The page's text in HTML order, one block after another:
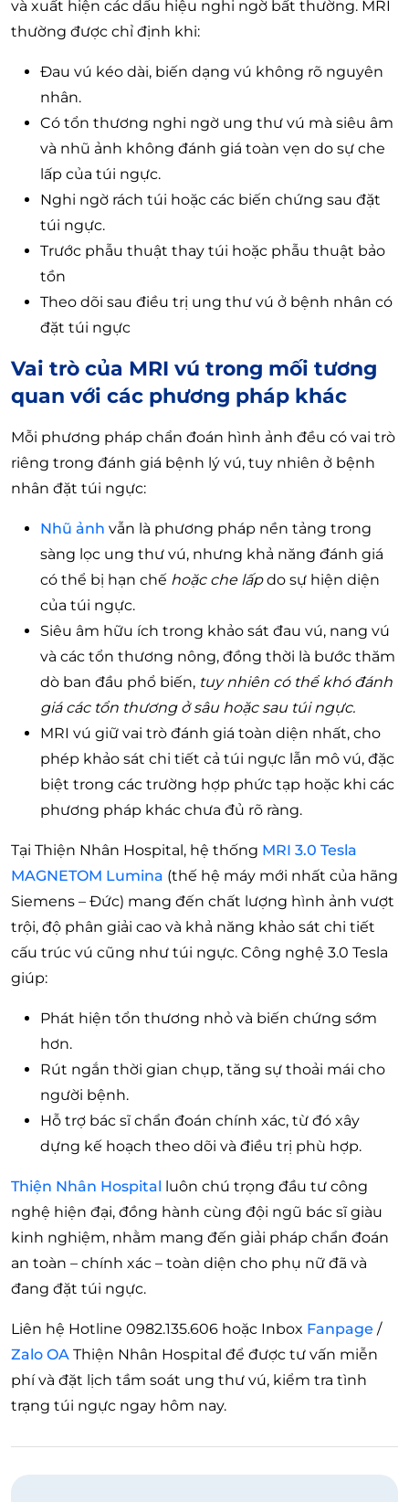
và xuất hiện các dấu hiệu nghi ngờ bất thường. MRI
thường được chỉ định khi:
Đau vú kéo dài, biến dạng vú không rõ nguyên
nhân.
Có tổn thương nghi ngờ ung thư vú mà siêu âm
và nhũ ảnh không đánh giá toàn vẹn do sự che
lấp của túi ngực.
Nghi ngờ rách túi hoặc các biến chứng sau đặt
túi ngực.
Trước phẫu thuật thay túi hoặc phẫu thuật bảo
tồn
Theo dõi sau điều trị ung thư vú ở bệnh nhân có
đặt túi ngực
Vai trò của MRI vú trong mối tương
quan với các phương pháp khác
Mỗi phương pháp chẩn đoán hình ảnh đều có vai trò
riêng trong đánh giá bệnh lý vú, tuy nhiên ở bệnh
nhân đặt túi ngực:
Nhũ ảnh vẫn là phương pháp nền tảng trong
sàng lọc ung thư vú, nhưng khả năng đánh giá
có thể bị hạn chế hoặc che lấpdo sự hiện diện
của túi ngực.
Siêu âm hữu ích trong khảo sát đau vú, nang vú
và các tổn thương nông, đồng thời là bước thăm
dò ban đầu phổ biến, tuy nhiên có thể khó đánh
giá các tổn thương ở sâu hoặc sau túi ngực.
MRI vú giữ vai trò đánh giá toàn diện nhất, cho
phép khảo sát chi tiết cả túi ngực lẫn mô vú, đặc
biệt trong các trường hợp phức tạp hoặc khi các
phương pháp khác chưa đủ rõ ràng.
Tại Thiện Nhân Hospital, hệ thống MRI 3.0 Tesla
MAGNETOM Lumina (thế hệ máy mới nhất của hãng
Siemens – Đức) mang đến chất lượng hình ảnh vượt
trội, độ phân giải cao và khả năng khảo sát chi tiết
cấu trúc vú cũng như túi ngực. Công nghệ 3.0 Tesla
giúp:
Phát hiện tổn thương nhỏ và biến chứng sớm
hơn.
Rút ngắn thời gian chụp, tăng sự thoải mái cho
người bệnh.
Hỗ trợ bác sĩ chẩn đoán chính xác, từ đó xây
dựng kế hoạch theo dõi và điều trị phù hợp.
Thiện Nhân Hospital luôn chú trọng đầu tư công
nghệ hiện đại, đồng hành cùng đội ngũ bác sĩ giàu
kinh nghiệm, nhằm mang đến giải pháp chẩn đoán
an toàn – chính xác – toàn diện cho phụ nữ đã và
đang đặt túi ngực.
Liên hệ Hotline 0982.135.606 hoặc Inbox Fanpage /
Zalo OA Thiện Nhân Hospital để được tư vấn miễn
phí và đặt lịch tầm soát ung thư vú, kiểm tra tình
trạng túi ngực ngay hôm nay.